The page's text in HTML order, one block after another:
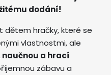
dodání!
dětem hračky, které se
vlastnostmi, ale
naučnou a hrací
zábavu a